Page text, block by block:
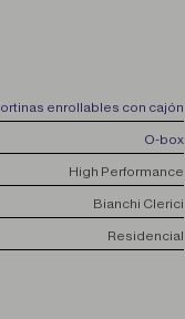
enrollables con cajón
O-box
High Performance
Bianchi Clerici
Residencial